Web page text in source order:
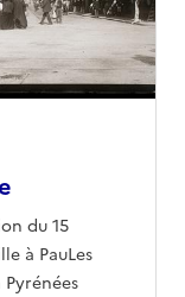
du 15
à PauLes